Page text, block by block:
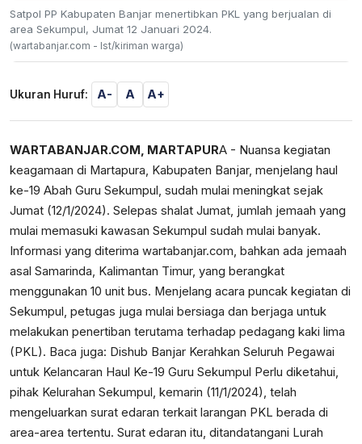
Satpol PP Kabupaten Banjar menertibkan PKL yang berjualan di
area Sekumpul, Jumat 12 Januari 2024.
(wartabanjar.com - Ist/kiriman warga)
Ukuran Huruf: A- A A+
WARTABANJAR.COM, MARTAPURA - Nuansa kegiatan
keagamaan di Martapura, Kabupaten Banjar, menjelang haul
ke-19 Abah Guru Sekumpul, sudah mulai meningkat sejak
Jumat (12/1/2024). Selepas shalat Jumat, jumlah jemaah yang
mulai memasuki kawasan Sekumpul sudah mulai banyak.
Informasi yang diterima wartabanjar.com, bahkan ada jemaah
asal Samarinda, Kalimantan Timur, yang berangkat
menggunakan 10 unit bus. Menjelang acara puncak kegiatan di
Sekumpul, petugas juga mulai bersiaga dan berjaga untuk
melakukan penertiban terutama terhadap pedagang kaki lima
(PKL). Baca juga: Dishub Banjar Kerahkan Seluruh Pegawai
untuk Kelancaran Haul Ke-19 Guru Sekumpul Perlu diketahui,
pihak Kelurahan Sekumpul, kemarin (11/1/2024), telah
mengeluarkan surat edaran terkait larangan PKL berada di
area-area tertentu. Surat edaran itu, ditandatangani Lurah